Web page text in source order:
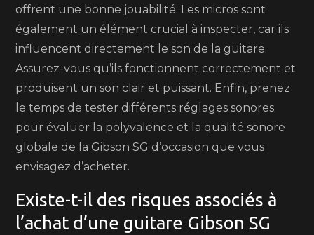
offrent une bonne jouabilité. Les micros sont
également un élément crucial à inspecter, car ils
influencent directement le son de la guitare.
Assurez-vous qu’ils fonctionnent correctement et
produisent un son clair et puissant. Enfin, prenez
le temps de tester différents réglages sonores
pour évaluer la polyvalence et la qualité sonore
globale de la Gibson SG d’occasion que vous
envisagez d’acheter.
Existe-t-il des risques associés à
l’achat d’une guitare Gibson SG